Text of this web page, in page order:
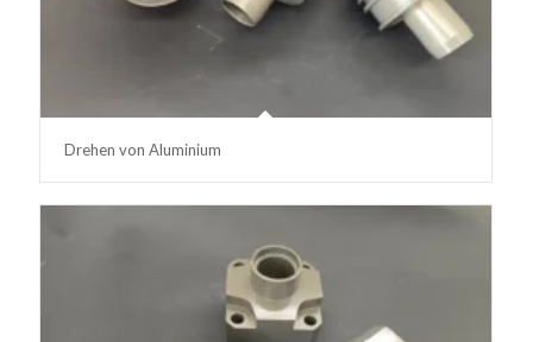
Drehen von Aluminium